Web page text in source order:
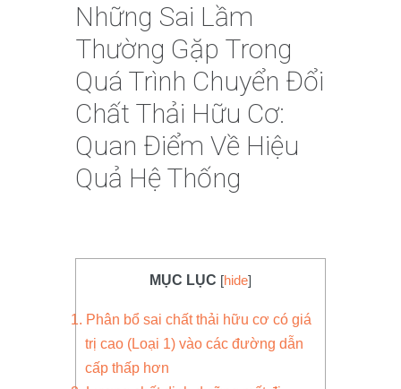
Những Sai Lầm
Thường Gặp Trong
Quá Trình Chuyển Đổi
Chất Thải Hữu Cơ:
Quan Điểm Về Hiệu
Quả Hệ Thống
MỤC LỤC [hide]
1. Phân bổ sai chất thải hữu cơ có giá
trị cao (Loại 1) vào các đường dẫn
cấp thấp hơn